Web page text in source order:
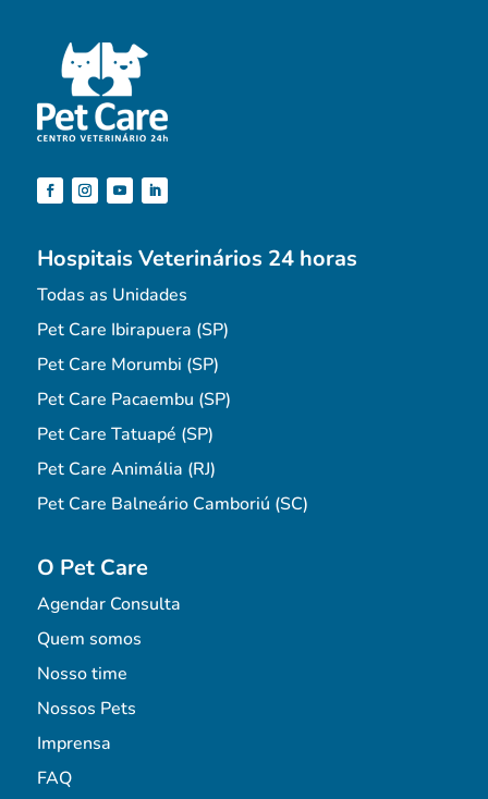
Hospitais Veterinários 24 horas
Todas as Unidades
Pet Care Ibirapuera (SP)
Pet Care Morumbi (SP)
Pet Care Pacaembu (SP)
Pet Care Tatuapé (SP)
Pet Care Animália (RJ)
Pet Care Balneário Camboriú (SC)
O Pet Care
Agendar Consulta
Quem somos
Nosso time
Nossos Pets
Imprensa
FAQ